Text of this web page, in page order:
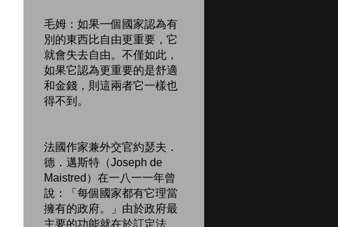
毛姆：如果一個國家認為有
別的東西比自由更重要，它
就會失去自由。不僅如此，
如果它認為更重要的是舒適
和金錢，則這兩者它一樣也
得不到。
法國作家兼外交官約瑟夫．
德．邁斯特（Joseph de
Maistred）在一八一一年曾
說：「每個國家都有它理當
擁有的政府。」由於政府最
主要的功能就在於訂定法